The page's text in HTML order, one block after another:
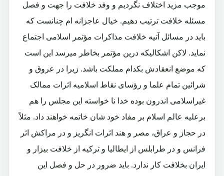
موجب مزید اختلاف نگردیم و وفد خلافت را جهت و فصل
مسئله خلافت ترتیب دهیم. خیال عاجزانه ام چنانست که
باید در مسائل آتیه خلافت مذاکرات مؤتمر اسلامی اجتماع
نماید. لاکن اشکالیکه درین مؤتمر بخاطر میرسد این است
که موضع انعقادش بکدام مملکت باشد. زیرا در عروق و
شرائین تمام علما و رؤسای نقاط اسلامیه اثرات ممالک
غیراسلامی اندرون بوده خدا نا خواسته این مجلس را هم
برعلیه عالم اسلام بر مفاد خود شان خاتمه خواهند داد. مثلاً
در حجاز و عراق، مصر و هند اثرات انگریز و در مراکش اثر
فرانس و در طرابلس از ایطالیا و ترکیه از خلافت بیزار و
ایران بخلافت کار ندارد. باید ضرور در حل و فصل این